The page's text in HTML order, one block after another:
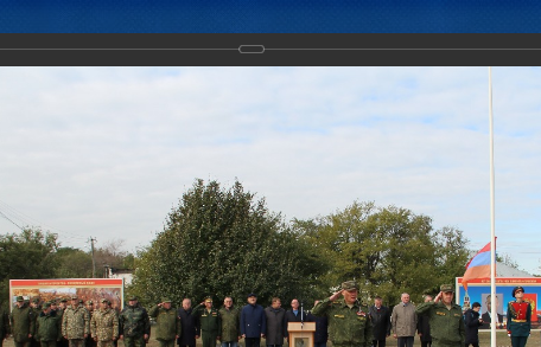
Новости Документы Аналитика Приоритеты
стратегического учения «Боевое братство-2017»